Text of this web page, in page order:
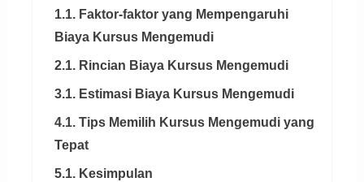
1.1. Faktor-faktor yang Mempengaruhi
Biaya Kursus Mengemudi
2.1. Rincian Biaya Kursus Mengemudi
3.1. Estimasi Biaya Kursus Mengemudi
4.1. Tips Memilih Kursus Mengemudi yang
Tepat
5.1. Kesimpulan